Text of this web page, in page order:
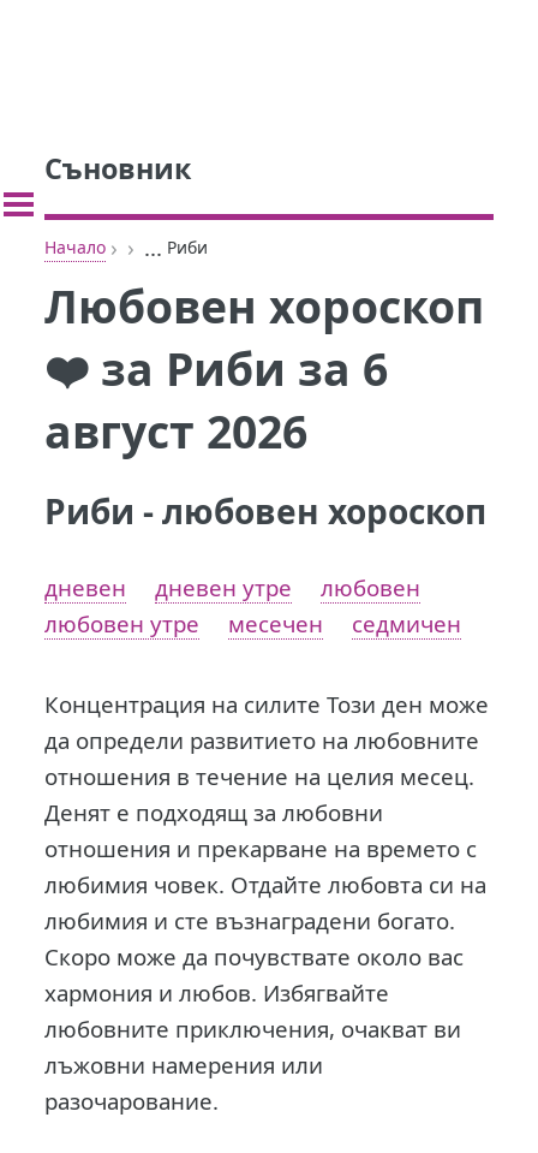
Съновник
Начало › › ... Риби
Любовен хороскоп
❤️ за Риби за 6
август 2026
Риби - любовен хороскоп
дневен дневен утре
любовен
любовен утре
месечен седмичен
Концентрация на силите Този ден може
да определи развитието на любовните
отношения в течение на целия месец.
Денят е подходящ за любовни
отношения и прекарване на времето с
любимия човек. Отдайте любовта си на
любимия и сте възнаградени богато.
Скоро може да почувствате около вас
хармония и любов. Избягвайте
любовните приключения, очакват ви
лъжовни намерения или
разочарование.